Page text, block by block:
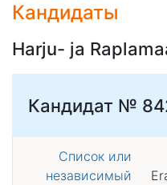
Кандидаты
Harju- ja
Кандидат №
Список или
независимый